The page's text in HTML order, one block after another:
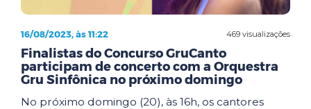
469 visualizações
16/08/2023, às 11:22
Finalistas do Concurso GruCanto
participam de concerto com a Orquestra
Gru Sinfônica no próximo domingo
No próximo domingo (20), às 16h, os cantores